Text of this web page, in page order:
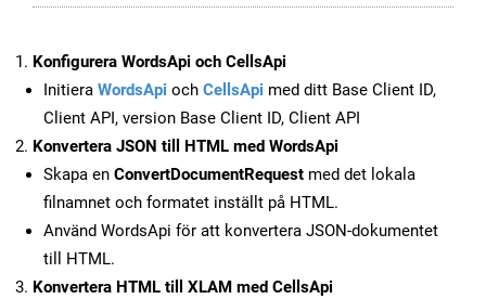
Konfigurera WordsApi och CellsApi
Initiera WordsApi och CellsApi med ditt Base Client ID,
Client API, version Base Client ID, Client API
Konvertera JSON till HTML med WordsApi
Skapa en ConvertDocumentRequest med det lokala
filnamnet och formatet inställt på HTML.
Använd WordsApi för att konvertera JSON-dokumentet
till HTML.
Konvertera HTML till XLAM med CellsApi